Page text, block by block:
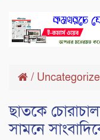
/
ছাতকে
সামনে